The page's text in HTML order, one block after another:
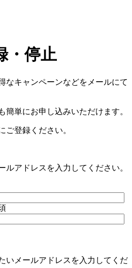
・停止
なキャンペーンなどをメールにて
簡単にお申し込みいただけます。
ご登録ください。
ルアドレスを入力してください。
いメールアドレスを入力してくだ